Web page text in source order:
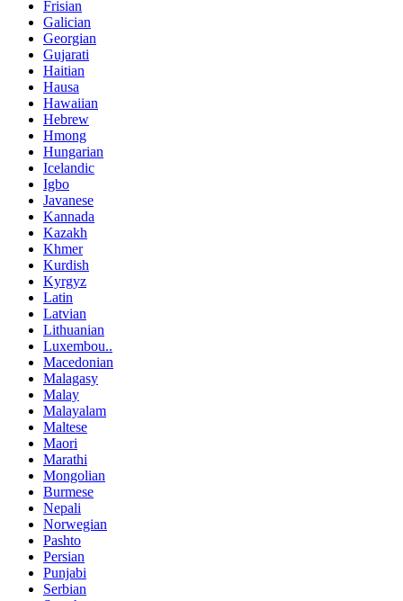
Frisian
Galician
Georgian
Gujarati
Haitian
Hausa
Hawaiian
Hebrew
Hmong
Hungarian
Icelandic
Igbo
Javanese
Kannada
Kazakh
Khmer
Kurdish
Kyrgyz
Latin
Latvian
Lithuanian
Luxembou..
Macedonian
Malagasy
Malay
Malayalam
Maltese
Maori
Marathi
Mongolian
Burmese
Nepali
Norwegian
Pashto
Persian
Punjabi
Serbian